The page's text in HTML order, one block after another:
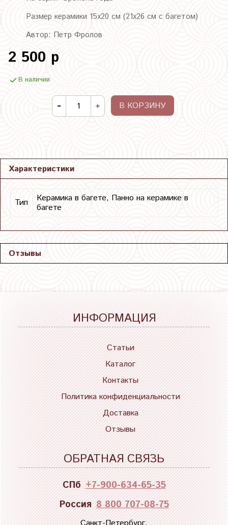
Размер керамики 15х20 см (21х26 см с багетом)
Автор: Петр Фролов
2 500 р
В наличии
В КОРЗИНУ
Характеристики
Тип
Керамика в багете, Панно на керамике в
багете
Отзывы
ИНФОРМАЦИЯ
Статьи
Каталог
Контакты
Политика конфиденциальности
Доставка
Отзывы
ОБРАТНАЯ СВЯЗЬ
СПб +7-900-634-65-35
Россия 8 800 707-08-75